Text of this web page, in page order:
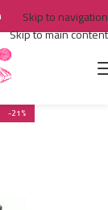
Skip to navigation
Skip to main content
-21%